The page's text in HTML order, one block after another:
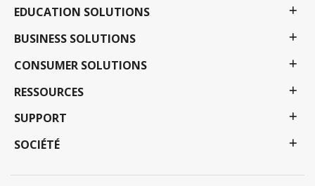
EDUCATION SOLUTIONS
BUSINESS SOLUTIONS
CONSUMER SOLUTIONS
RESSOURCES
SUPPORT
SOCIÉTÉ